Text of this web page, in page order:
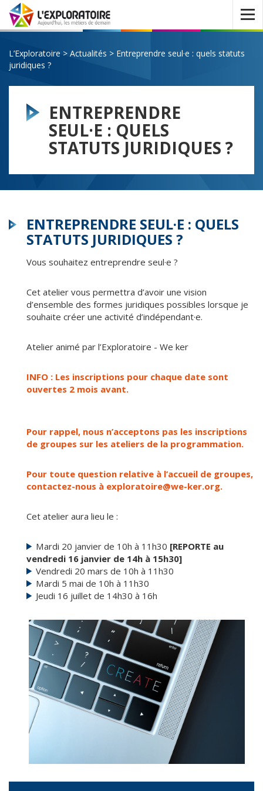
Ouvrir
le
menu
L’Exploratoire > Actualités > Entreprendre seul·e : quels statuts
juridiques ?
ENTREPRENDRE
SEUL·E : QUELS
STATUTS JURIDIQUES ?
ENTREPRENDRE SEUL·E : QUELS
STATUTS JURIDIQUES ?
Vous souhaitez entreprendre seul·e ?
Cet atelier vous permettra d’avoir une vision
d’ensemble des formes juridiques possibles lorsque je
souhaite créer une activité d’indépendant·e.
Atelier animé par l’Exploratoire - We ker
INFO : Les inscriptions pour chaque date sont
ouvertes 2 mois avant.
Pour rappel, nous n’acceptons pas les inscriptions
de groupes sur les ateliers de la programmation.
Pour toute question relative à l’accueil de groupes,
contactez-nous à exploratoire@we-ker.org.
Cet atelier aura lieu le :
Mardi 20 janvier de 10h à 11h30 [REPORTE au
vendredi 16 janvier de 14h à 15h30]
Vendredi 20 mars de 10h à 11h30
Mardi 5 mai de 10h à 11h30
Jeudi 16 juillet de 14h30 à 16h